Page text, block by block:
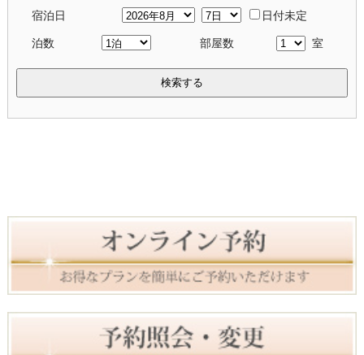
宿泊日 日付未定
泊数 部屋数 室
検索する